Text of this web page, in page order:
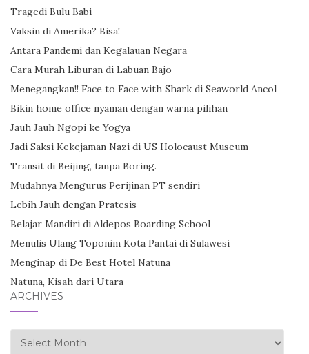
Tragedi Bulu Babi
Vaksin di Amerika? Bisa!
Antara Pandemi dan Kegalauan Negara
Cara Murah Liburan di Labuan Bajo
Menegangkan!! Face to Face with Shark di Seaworld Ancol
Bikin home office nyaman dengan warna pilihan
Jauh Jauh Ngopi ke Yogya
Jadi Saksi Kekejaman Nazi di US Holocaust Museum
Transit di Beijing, tanpa Boring.
Mudahnya Mengurus Perijinan PT sendiri
Lebih Jauh dengan Pratesis
Belajar Mandiri di Aldepos Boarding School
Menulis Ulang Toponim Kota Pantai di Sulawesi
Menginap di De Best Hotel Natuna
Natuna, Kisah dari Utara
ARCHIVES
Archives